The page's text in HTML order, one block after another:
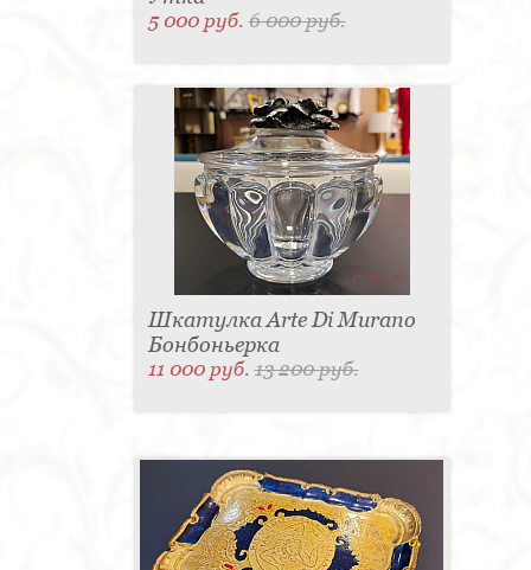
5 000 руб.6 000 руб.
Шкатулка Arte Di Murano
Бонбоньерка
11 000 руб.13 200 руб.